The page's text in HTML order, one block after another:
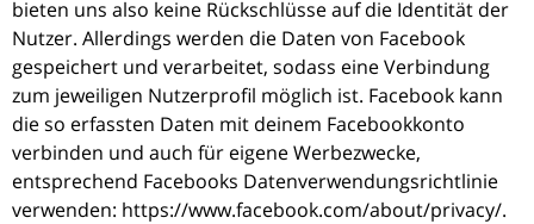
bieten uns also keine Rückschlüsse auf die Identität der
Nutzer. Allerdings werden die Daten von Facebook
gespeichert und verarbeitet, sodass eine Verbindung
zum jeweiligen Nutzerprofil möglich ist. Facebook kann
die so erfassten Daten mit deinem Facebookkonto
verbinden und auch für eigene Werbezwecke,
entsprechend Facebooks Datenverwendungsrichtlinie
verwenden: https://www.facebook.com/about/privacy/.